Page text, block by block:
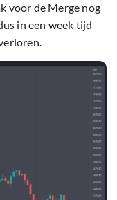
voor de Merge nog
in een week tijd